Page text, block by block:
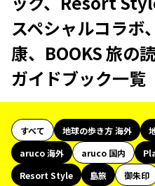
スペシャルコラボ
康、BOOKS 旅の
ガイドブック一覧
すべて 地球の歩き方 海外
aruco 海外
aruco 国内
Resort Style
島旅 御朱印